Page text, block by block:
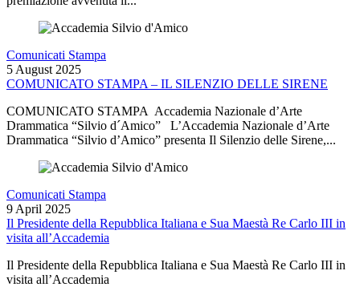
Comunicati Stampa
5 August 2025
COMUNICATO STAMPA – IL SILENZIO DELLE SIRENE
COMUNICATO STAMPA Accademia Nazionale d’Arte
Drammatica “Silvio d´Amico” L’Accademia Nazionale d’Arte
Drammatica “Silvio d’Amico” presenta Il Silenzio delle Sirene,...
Comunicati Stampa
9 April 2025
Il Presidente della Repubblica Italiana e Sua Maestà Re Carlo III in
visita all’Accademia
Il Presidente della Repubblica Italiana e Sua Maestà Re Carlo III in
visita all’Accademia